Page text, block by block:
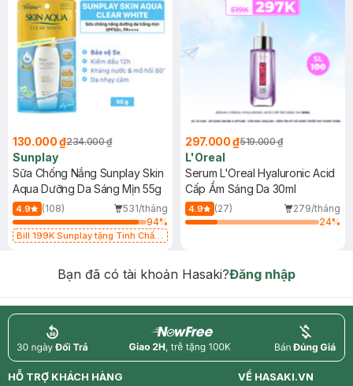
130.000 ₫234.000 ₫
Sunplay
Sữa Chống Nắng Sunplay Skin
Aqua Dưỡng Da Sáng Mịn 55g
4.9 (108)
531/tháng
94%
Bill 199K Sunplay tặng Tinh Chất
297.000 ₫519.000 ₫
L'Oreal
Serum L'Oreal Hyaluronic Acid
Cấp Ẩm Sáng Da 30ml
4.9 (27)
279/tháng
24%
Bạn đã có tài khoản Hasaki?Đăng nhập
return nowfree price
HỖ TRỢ KHÁCH HÀNG
VỀ HASAKI.VN